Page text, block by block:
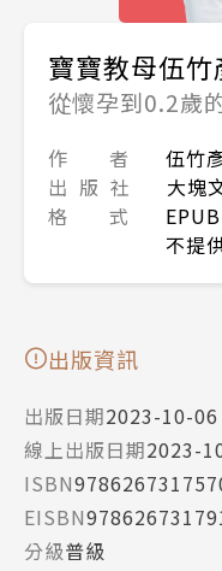
寶寶教母伍
從懷孕到0.2歲
作 者
伍竹
出 版 社
大塊
格 式
不提
出版資訊
出版日期2023-10-06
線上出版日期2023-
ISBN
EISBN
分級普級